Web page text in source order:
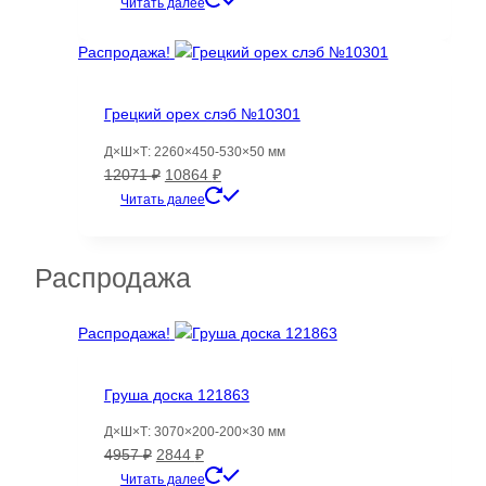
162784 ₽.
Читать далее
Распродажа!
Грецкий орех слэб №10301
Д×Ш×Т: 2260×450-530×50 мм
12071₽ Первоначальная
цена
10864 ₽Текущая
цена:
Читать далее
Распродажа
Распродажа!
Груша доска 121863
Д×Ш×Т: 3070×200-200×30 мм
4957₽ Первоначальная
цена
2844 ₽Текущая
цена:
Читать далее